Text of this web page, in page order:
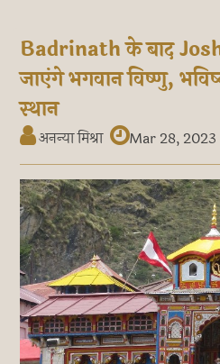
Badrinath के बाद
जाएंगे भगवान विष्णु,
स्थान
अनन्या मिश्रा Mar 28, 2023